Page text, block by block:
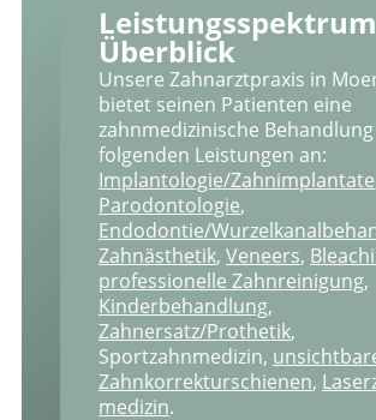
Überblick
Unsere Zahnarztpraxis in
bietet seinen Patienten eine
zahnmedizinische
folgenden Leistungen an:
Implantologie/Zahnimplantate
Parodontologie,
Endodontie/
Zahnästhetik, Veneers,
professionelle Zahnreinigung,
Kinderbehandlung,
Zahnersatz/Prothetik,
Sportzahnmedizin,
Zahnkorrekturschienen,
medizin.